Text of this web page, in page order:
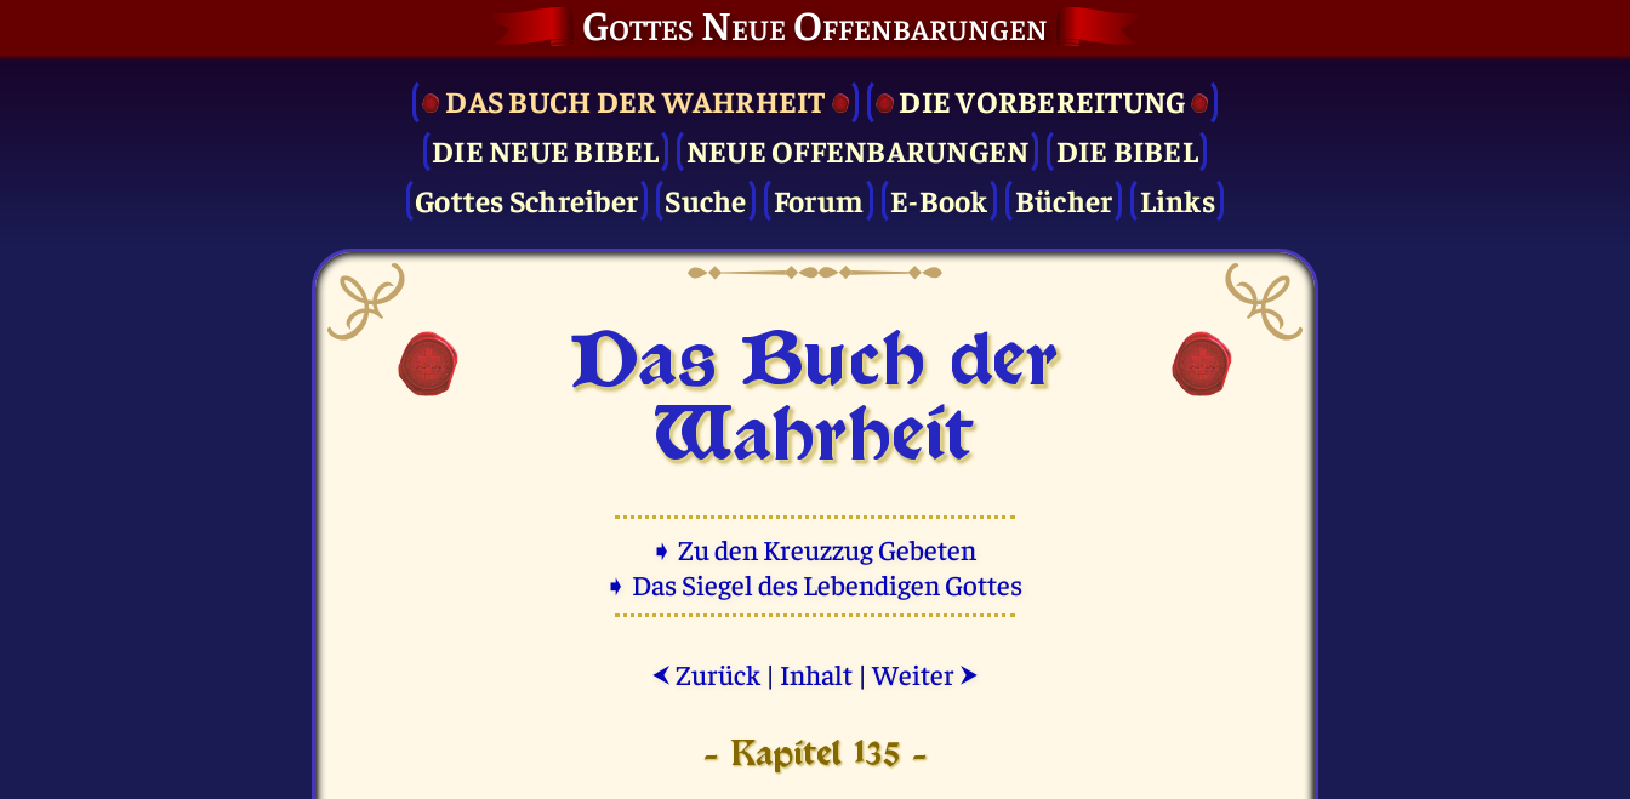
Gottes Neue Offenbarungen
DAS BUCH DER WAHRHEIT
DIE VOR­BEREITUNG
DIE NEUE BIBEL
NEUE OFFENBARUNGEN
DIE BIBEL
Gottes Schreiber
Suche Forum E-Book Bücher Links
Das Buch der
Wahrheit
➧ Zu den Kreuzzug Gebeten
➧ Das Siegel des Lebendigen Gottes
⮜ Zurück | Inhalt |Weiter ⮞
- Kapitel 135 -